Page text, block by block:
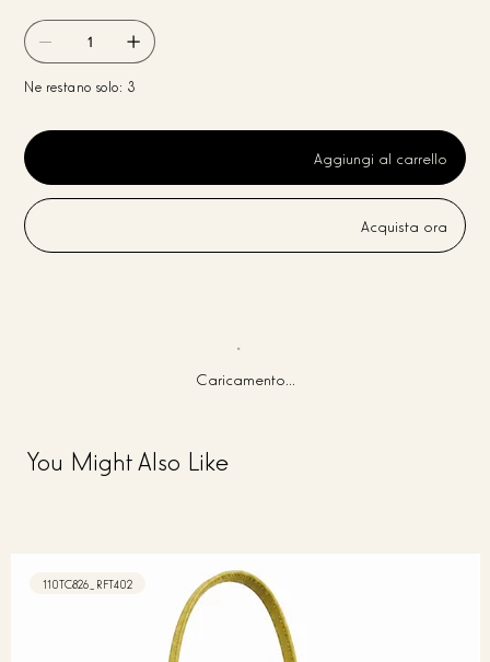
Ne restano solo: 3
Aggiungi al carrello
Acquista ora
Caricamento...
You Might Also Like
110TC826_RFT402